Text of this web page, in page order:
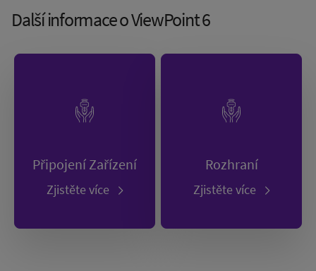
Další informace o ViewPoint 6
Připojení Zařízení
Zjistěte více
Rozhraní
Zjistěte více